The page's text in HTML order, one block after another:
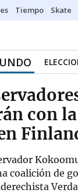
Tiempo Skate
con
coalición de